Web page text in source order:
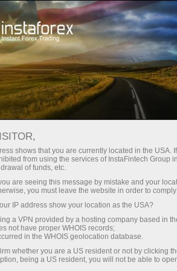
InstaForex के साथ आपको
लीवरेज, मार्केट में बेहतरीन स्प्रेड्स
कमीशन, और स्टॉक्स व इंडेक्स ट्रेडिंग
फायदेमंद शर्तें।
छोटे
हर डिपॉजिट पर
30% बोनस
ट्रेडिंग में
और हाईवे पर गति
shows that you are currently located in the USA.
from using the services of InstaFintech Group
of funds, etc.
are seeing this message by mistake and your
you must leave the website in order to
IP address show your location as the USA?
a VPN provided by a hosting company based in
not have proper WHOIS records;
in the WHOIS geolocation database.
whether you are a US resident or not by clicking
being a US resident, you will not be able to